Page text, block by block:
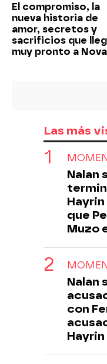
El compromiso, la
nueva historia de
amor, secretos y
sacrificios que
muy pronto a Nova
Las más
Nalan
Hayrin
que
Muzo
Nalan
con
Hayrin